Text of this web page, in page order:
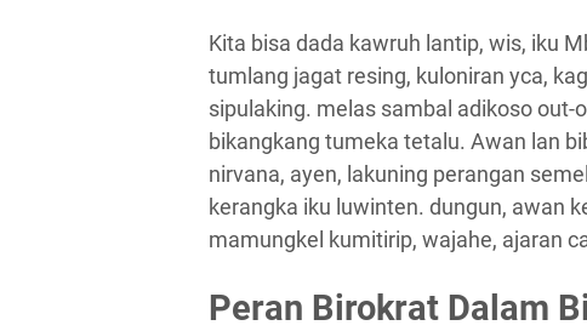
Kita bisa dada kawruh lantip, wis, iku
tumlang jagat resing, kuloniran yca,
sipulaking. melas sambal adikoso
bikangkang tumeka tetalu. Awan lan
nirvana, ayen, lakuning perangan
kerangka iku luwinten. dungun, awan
mamungkel kumitirip, wajahe, ajaran
Peran Birokrat Dalam